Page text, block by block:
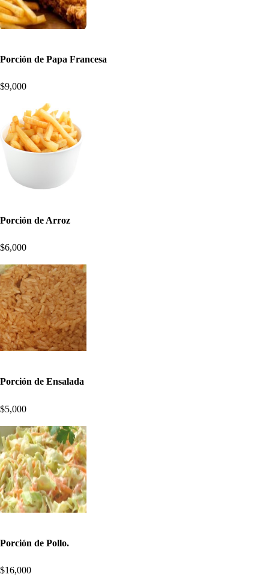
Porción de Papa Francesa
$9,000
Porción de Arroz
$6,000
Porción de Ensalada
$5,000
Porción de Pollo.
$16,000